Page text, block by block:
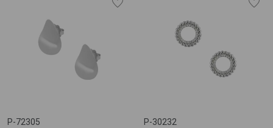
P-72305 P-30232